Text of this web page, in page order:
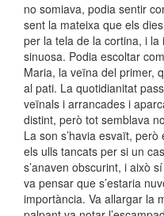
no somiava, podia sentir
sent la mateixa que els
per la tela de la cortina, i
sinuosa. Podia escoltar
Maria, la veïna del primer,
al pati. La quotidianitat
veïnals i arrancades i
distint, però tot semblava
La son s’havia esvaït,
els ulls tancats per si un
s’anaven obscurint, i això
va pensar que s’estaria
importància. Va allargar la